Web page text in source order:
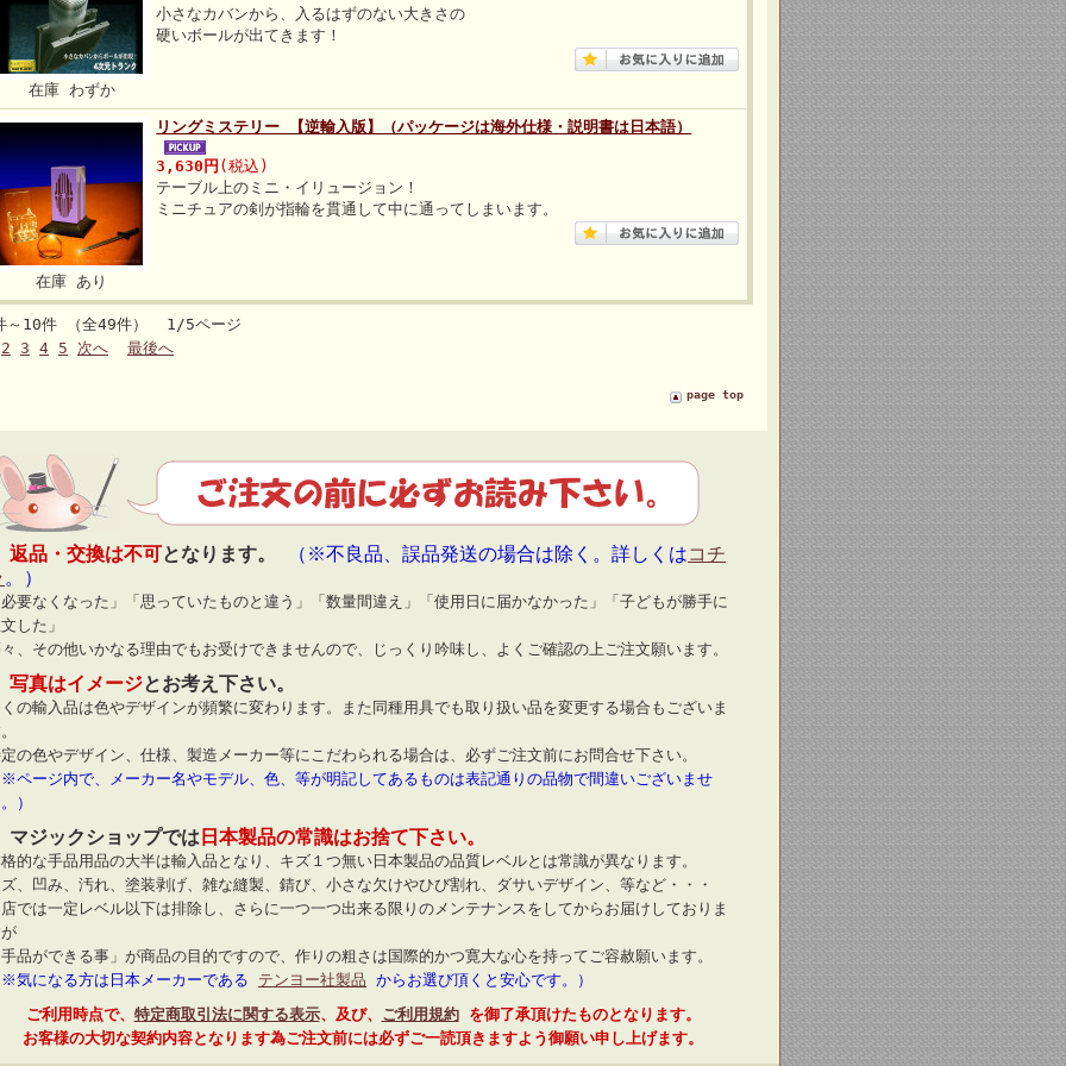
在庫 わずか
小さなカバンから、入るはずのない大きさの
硬いボールが出てきます！
在庫 あり
リングミステリー 【逆輸入版】（パッケージは海外仕様・説明書は日本語）
3,630円 (税込)
テーブル上のミニ・イリュージョン！
ミニチュアの剣が指輪を貫通して中に通ってしまいます。
～10件 （全49件） 1/5ページ
2 3 4 5 次へ 最後へ
page top
返品・交換は不可となります。 （※不良品、誤品発送の場合は除く。詳しくはコチ
。）
要なくなった」「思っていたものと違う」「数量間違え」「使用日に届かなかった」「子どもが勝手に
した」
、その他いかなる理由でもお受けできませんので、じっくり吟味し、よくご確認の上ご注文願います。
写真はイメージとお考え下さい。
の輸入品は色やデザインが頻繁に変わります。また同種用具でも取り扱い品を変更する場合もございま
の色やデザイン、仕様、製造メーカー等にこだわられる場合は、必ずご注文前にお問合せ下さい。
ページ内で、メーカー名やモデル、色、等が明記してあるものは表記通りの品物で間違いございませ
）
ジックショップでは日本製品の常識はお捨て下さい。
的な手品用品の大半は輸入品となり、キズ１つ無い日本製品の品質レベルとは常識が異なります。
、凹み、汚れ、塗装剥げ、雑な縫製、錆び、小さな欠けやひび割れ、ダサいデザイン、等など・・・
では一定レベル以下は排除し、さらに一つ一つ出来る限りのメンテナンスをしてからお届けしておりま
品ができる事」が商品の目的ですので、作りの粗さは国際的かつ寛大な心を持ってご容赦願います。
気になる方は日本メーカーである テンヨー社製品 からお選び頂くと安心です。）
ご利用時点で、 特定商取引法に関する表示、及び、 ご利用規約
を御了承頂けたものとなります。
お客様の大切な契約内容となります為ご注文前には必ずご一読頂きますよう御願い申し上げます。